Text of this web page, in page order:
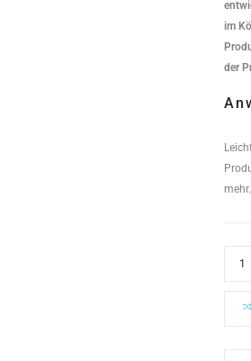
im
der
mehr.
40S